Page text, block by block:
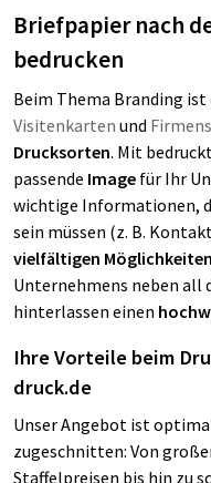
Briefpapier nach
bedrucken
Beim Thema Branding ist
Visitenkarten und
Drucksorten. Mit
passende Image für Ihr
wichtige Informationen,
sein müssen (z. B.
vielfältigen Möglichkeiten
Unternehmens neben all
hinterlassen einen
Ihre Vorteile beim
druck.de
Unser Angebot ist
zugeschnitten: Von
Staffelpreisen bis hin zu